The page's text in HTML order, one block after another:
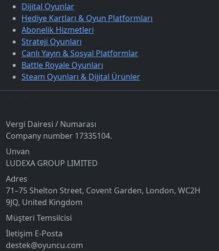
Dijital Oyunlar
Hediye Kartları & Oyun Platformları
Abonelik Hizmetleri
Strateji Oyunları
Canlı Yayın & Sosyal Platformlar
Battle Royale Oyunları
Steam Oyunları & Dijital Ürünler
Vergi Dairesi / Numarası
Company number 17335104.
Unvan
LUDEXA GROUP LIMITED
Adres
71–75 Shelton Street, Covent Garden, London, WC2H
9JQ, United Kingdom
Müşteri Temsilcisi
İletişim E-Posta
destek@oyuncu.com